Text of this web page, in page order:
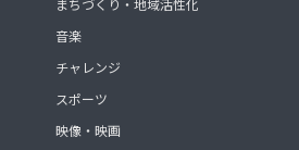
まちづくり・地域活性化
音楽
チャレンジ
スポーツ
映像・映画